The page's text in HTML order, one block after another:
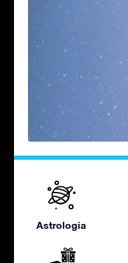
Astrologia